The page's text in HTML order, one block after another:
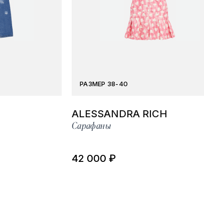
РАЗМЕР 38-40
ALESSANDRA RICH
Сарафаны
42 000 ₽